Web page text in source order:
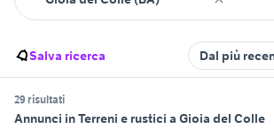
Salva ricerca Dal più
29 risultati
Annunci in Terreni e rustici a Gioia del Colle